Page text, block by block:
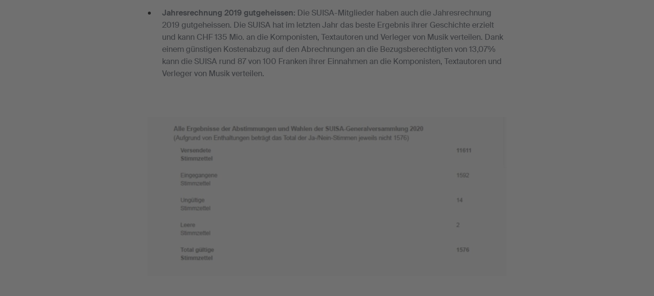
Jahresrechnung 2019 gutgeheissen: Die SUISA-Mitglieder haben auch die Jahresrechnung
2019 gutgeheissen. Die SUISA hat im letzten Jahr das beste Ergebnis ihrer Geschichte erzielt
und kann CHF 135 Mio. an die Komponisten, Textautoren und Verleger von Musik verteilen. Dank
einem günstigen Kostenabzug auf den Abrechnungen an die Bezugsberechtigten von 13,07%
kann die SUISA rund 87 von 100 Franken ihrer Einnahmen an die Komponisten, Textautoren und
Verleger von Musik verteilen.